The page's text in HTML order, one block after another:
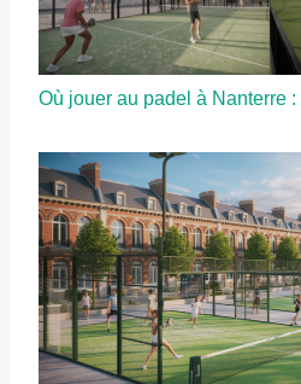
Où jouer au padel à Nanterre